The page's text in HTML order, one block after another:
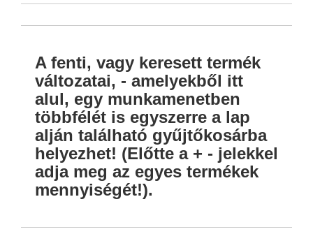
A fenti, vagy keresett termék
változatai, - amelyekből itt
alul, egy munkamenetben
többfélét is egyszerre a lap
alján található gyűjtőkosárba
helyezhet! (Előtte a + - jelekkel
adja meg az egyes termékek
mennyiségét!).